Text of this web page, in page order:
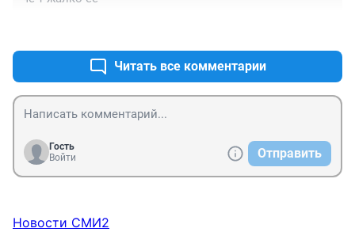
Читать все комментарии
Гость
Войти
Отправить
Новости СМИ2